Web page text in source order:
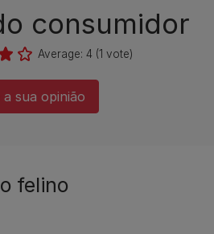
consumidor​
Average: 4 (1 vote)
a sua opinião​
felino